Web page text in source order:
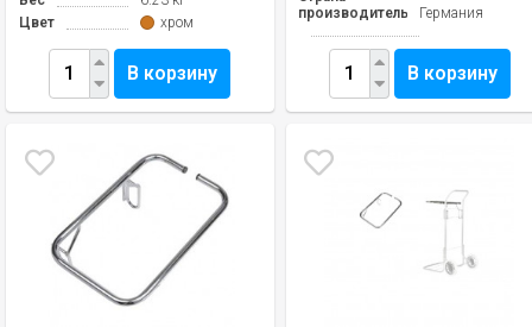
Цвет
хром
В корзину
производитель
Германия
В корзину